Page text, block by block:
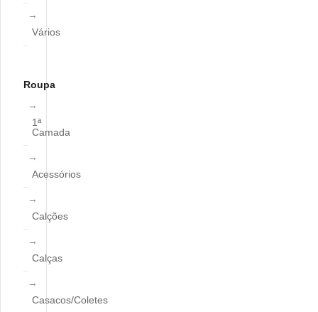
Vários
Roupa
1ª
Camada
Acessórios
Calções
Calças
Casacos/Coletes